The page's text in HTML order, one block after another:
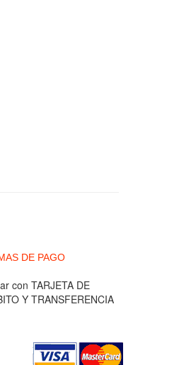
DE PAGO
con TARJETA DE
Y TRANSFERENCIA